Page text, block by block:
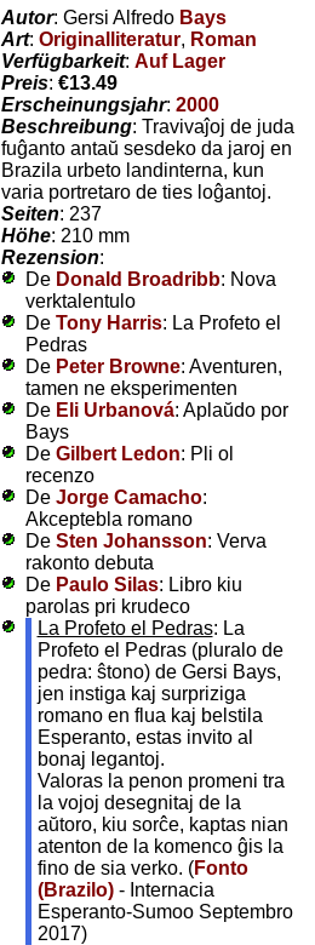
Autor: Gersi Alfredo Bays
Art: Originalliteratur, Roman
Verfügbarkeit: Auf Lager
Preis: €13.49
Erscheinungsjahr: 2000
Beschreibung: Travivaĵoj de juda
fuĝanto antaŭ sesdeko da jaroj en
Brazila urbeto landinterna, kun
varia portretaro de ties loĝantoj.
Seiten: 237
Höhe: 210 mm
Rezension:
De Donald Broadribb: Nova
verktalentulo
De Tony Harris: La Profeto el
Pedras
De Peter Browne: Aventuren,
tamen ne eksperimenten
De Eli Urbanová: Aplaŭdo por
Bays
De Gilbert Ledon: Pli ol
recenzo
De Jorge Camacho:
Akceptebla romano
De Sten Johansson: Verva
rakonto debuta
De Paulo Silas: Libro kiu
parolas pri krudeco
La Profeto el Pedras: La
Profeto el Pedras (pluralo de
pedra: ŝtono) de Gersi Bays,
jen instiga kaj surpriziga
romano en flua kaj belstila
Esperanto, estas invito al
bonaj legantoj.
Valoras la penon promeni tra
la vojoj desegnitaj de la
aŭtoro, kiu sorĉe, kaptas nian
atenton de la komenco ĝis la
fino de sia verko. (Fonto
(Brazilo)- Internacia
Esperanto-Sumoo Septembro
2017)